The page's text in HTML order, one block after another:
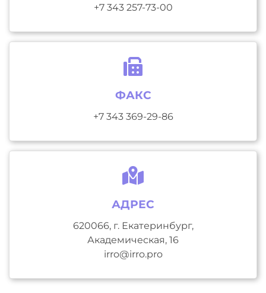
+7 343 257-73-00
ФАКС
+7 343 369-29-86
АДРЕС
620066, г. Екатеринбург,
Академическая, 16
irro@irro.pro